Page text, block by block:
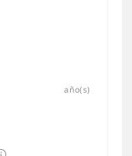
año(s)